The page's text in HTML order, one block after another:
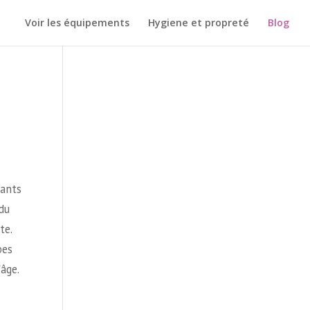
Voir les équipements Hygiene et propreté Blog